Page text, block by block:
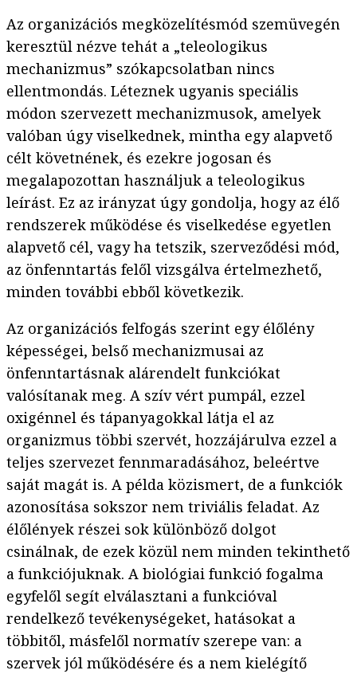
Az organizációs megközelítésmód szemüvegén
keresztül nézve tehát a „teleologikus
mechanizmus” szókapcsolatban nincs
ellentmondás. Léteznek ugyanis speciális
módon szervezett mechanizmusok, amelyek
valóban úgy viselkednek, mintha egy alapvető
célt követnének, és ezekre jogosan és
megalapozottan használjuk a teleologikus
leírást. Ez az irányzat úgy gondolja, hogy az élő
rendszerek működése és viselkedése egyetlen
alapvető cél, vagy ha tetszik, szerveződési mód,
az önfenntartás felől vizsgálva értelmezhető,
minden további ebből következik.
Az organizációs felfogás szerint egy élőlény
képességei, belső mechanizmusai az
önfenntartásnak alárendelt funkciókat
valósítanak meg. A szív vért pumpál, ezzel
oxigénnel és tápanyagokkal látja el az
organizmus többi szervét, hozzájárulva ezzel a
teljes szervezet fennmaradásához, beleértve
saját magát is. A példa közismert, de a funkciók
azonosítása sokszor nem triviális feladat. Az
élőlények részei sok különböző dolgot
csinálnak, de ezek közül nem minden tekinthető
a funkciójuknak. A biológiai funkció fogalma
egyfelől segít elválasztani a funkcióval
rendelkező tevékenységeket, hatásokat a
többitől, másfelől normatív szerepe van: a
szervek jól működésére és a nem kielégítő